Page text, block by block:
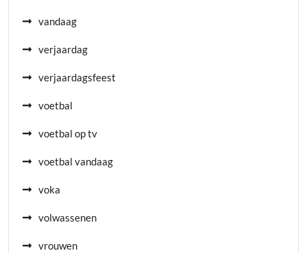
vandaag
verjaardag
verjaardagsfeest
voetbal
voetbal op tv
voetbal vandaag
voka
volwassenen
vrouwen